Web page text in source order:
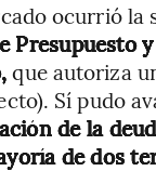
ocurrió la
Presupuesto
que autoriza
Sí pudo
de la
de dos